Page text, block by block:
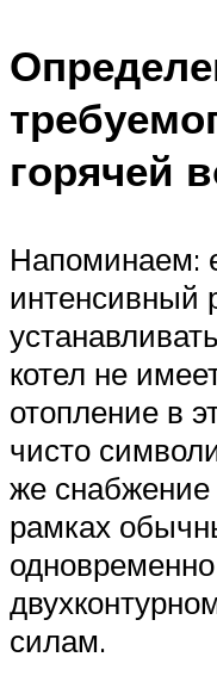
горячей
Напоминаем:
интенсивный
котел не
отопление в
чисто
же снабжение
рамках
силам.